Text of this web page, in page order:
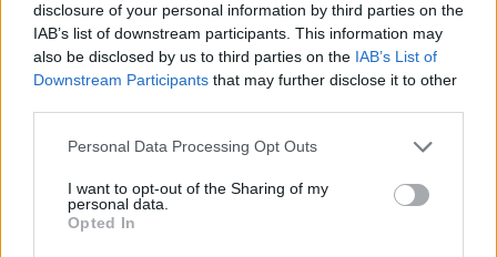
disclosure of your personal information by third parties on the
IAB’s list of downstream participants. This information may
also be disclosed by us to third parties on the IAB’s List of
Downstream Participants that may further disclose it to other
Personal Data Processing Opt Outs
I want to opt-out of the Sharing of my
personal data.
Opted In
Jarisma
(před rokem)
Posilam Ti pranicko pro hezky den se
stestickem zdravickem a
pohodickou.Jarda.